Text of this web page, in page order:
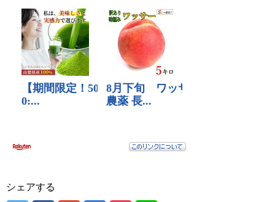
シェアする